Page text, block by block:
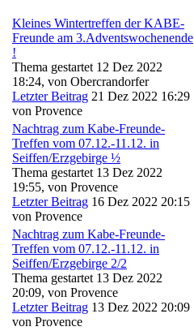
Kleines Wintertreffen der KABE-
Freunde am 3.Adventswochenende
!
Thema gestartet 12 Dez 2022
18:24, von Obercrandorfer
Letzter Beitrag 21 Dez 2022 16:29
von Provence
Nachtrag zum Kabe-Freunde-
Treffen vom 07.12.-11.12. in
Seiffen/Erzgebirge ½
Thema gestartet 13 Dez 2022
19:55, von Provence
Letzter Beitrag 16 Dez 2022 20:15
von Provence
Nachtrag zum Kabe-Freunde-
Treffen vom 07.12.-11.12. in
Seiffen/Erzgebirge 2/2
Thema gestartet 13 Dez 2022
20:09, von Provence
Letzter Beitrag 13 Dez 2022 20:09
von Provence